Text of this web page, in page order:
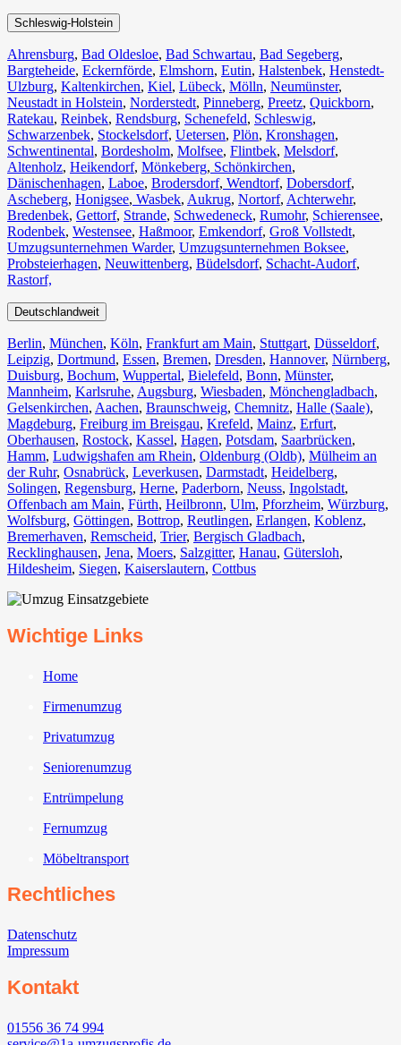
Schleswig-Holstein
Ahrensburg, Bad Oldesloe, Bad Schwartau, Bad Segeberg,
Bargteheide, Eckernförde, Elmshorn, Eutin, Halstenbek, Henstedt-
Ulzburg, Kaltenkirchen, Kiel, Lübeck, Mölln, Neumünster,
Neustadt in Holstein, Norderstedt, Pinneberg, Preetz, Quickborn,
Ratekau, Reinbek, Rendsburg, Schenefeld, Schleswig,
Schwarzenbek, Stockelsdorf, Uetersen, Plön, Kronshagen,
Schwentinental, Bordesholm, Molfsee, Flintbek, Melsdorf,
Altenholz, Heikendorf, Mönkeberg, Schönkirchen,
Dänischenhagen, Laboe, Brodersdorf, Wendtorf, Dobersdorf,
Ascheberg, Honigsee, Wasbek, Aukrug, Nortorf, Achterwehr,
Bredenbek, Gettorf, Strande, Schwedeneck, Rumohr, Schierensee,
Rodenbek, Westensee, Haßmoor, Emkendorf, Groß Vollstedt,
Umzugsunternehmen Warder, Umzugsunternehmen Boksee,
Probsteierhagen, Neuwittenberg, Büdelsdorf, Schacht-Audorf,
Rastorf,
Deutschlandweit
Berlin⁠, München, Köln⁠, Frankfurt am Main, Stuttgart, Düsseldorf,
Leipzig, Dortmund, Essen, Bremen, Dresden, Hannover, Nürnberg,
Duisburg⁠, Bochum, Wuppertal⁠, Bielefeld⁠, Bonn⁠, Münster⁠,
Mannheim, Karlsruhe, Augsburg, Wiesbaden⁠, Mönchengladbach⁠,
Gelsenkirchen⁠, Aachen⁠, Braunschweig, Chemnitz⁠, Halle (Saale)⁠,
Magdeburg, Freiburg im Breisgau⁠, Krefeld⁠, Mainz⁠, Erfurt,
Oberhausen⁠, Rostock⁠, Kassel⁠, Hagen, Potsdam, Saarbrücken⁠,
Hamm, Ludwigshafen am Rhein⁠, Oldenburg (Oldb), Mülheim an
der Ruhr, Osnabrück⁠, Leverkusen, Darmstadt⁠, Heidelberg,
Solingen, Regensburg, Herne⁠, Paderborn, Neuss, Ingolstadt,
Offenbach am Main, Fürth⁠, Heilbronn, Ulm⁠, Pforzheim, Würzburg,
Wolfsburg⁠, Göttingen, Bottrop, Reutlingen, Erlangen⁠, Koblenz,
Bremerhaven⁠, Remscheid, Trier⁠, Bergisch Gladbach,
Recklinghausen, Jena⁠, Moers⁠, Salzgitter⁠, Hanau, Gütersloh,
Hildesheim⁠, Siegen⁠, Kaiserslautern⁠, Cottbus⁠
Wichtige Links
Home
Firmenumzug
Privatumzug
Seniorenumzug
Entrümpelung
Fernumzug
Möbeltransport
Rechtliches
Datenschutz
Impressum
Kontakt
01556 36 74 994